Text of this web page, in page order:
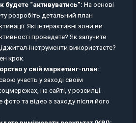
будете “активуватись”: На основі
розробіть детальний план
Які інтерактивні зони ви
проведете? Як залучите
інструменти використаєте?
крок.
у свій маркетинг-план:
участь у заході своїм
на сайті, у розсилці.
фото та відео з заходу після його